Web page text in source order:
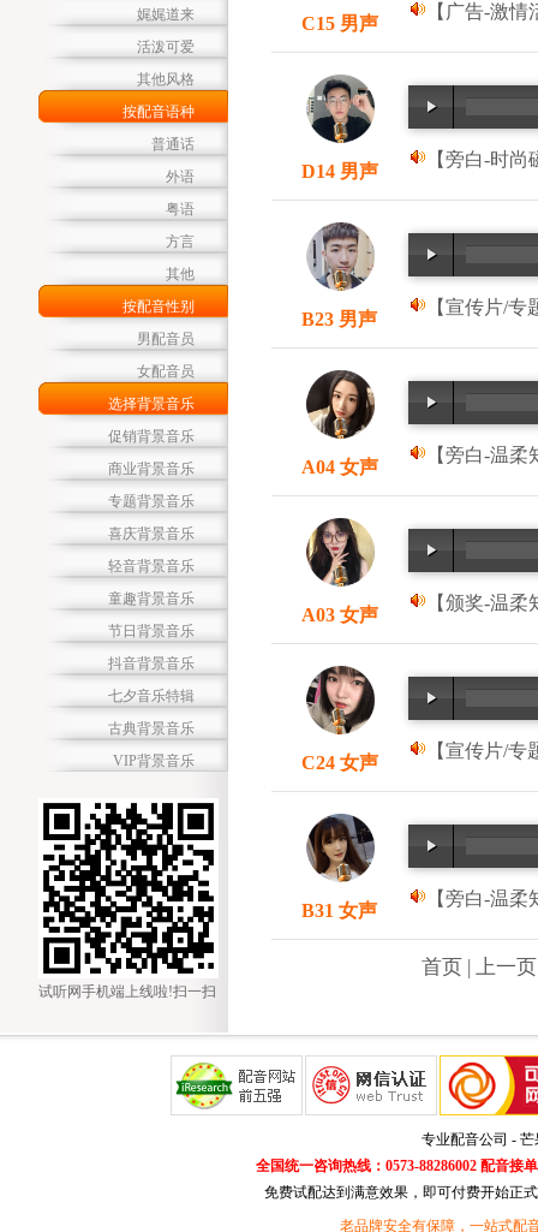
娓娓道来
活泼可爱
其他风格
按配音语种
普通话
外语
粤语
方言
其他
按配音性别
男配音员
女配音员
选择背景音乐
促销背景音乐
商业背景音乐
专题背景音乐
喜庆背景音乐
轻音背景音乐
童趣背景音乐
节日背景音乐
抖音背景音乐
七夕音乐特辑
古典背景音乐
VIP背景音乐
试听网手机端上线啦!扫一扫
C15 男声
【广告-激
D14 男声
【旁白-时
B23 男声
【宣传片/
A04 女声
【旁白-温
A03 女声
【颁奖-温
C24 女声
【宣传片/
B31 女声
【旁白-温
首页 | 上一
专业配音公司 -
全国统一咨询热线：0573-88286002 配音接
免费试配达到满意效果，即可付费开始正
老品牌安全有保障，一站式配